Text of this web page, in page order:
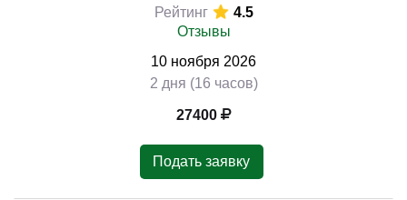
Рейтинг
4.5
Отзывы
10 ноября 2026
2 дня (16 часов)
27400
Подать заявку